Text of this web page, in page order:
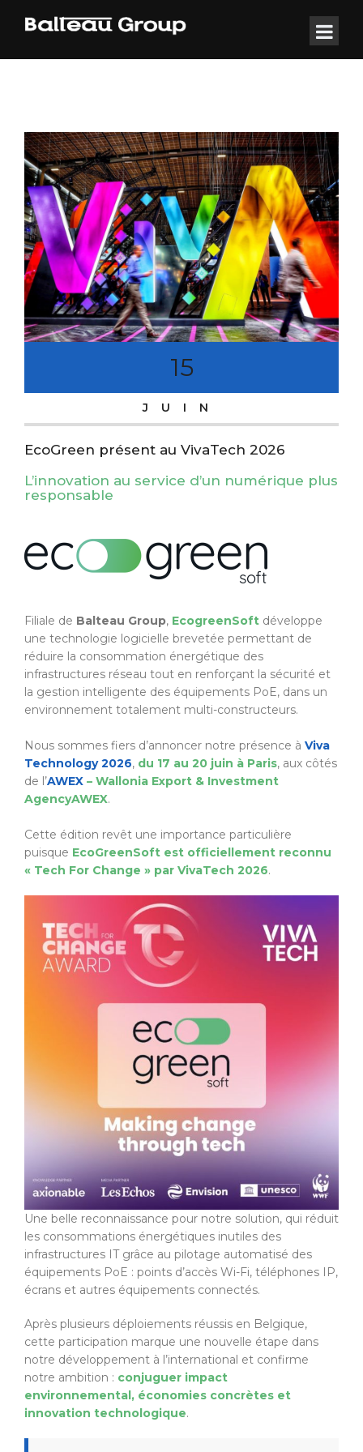
15
JUIN
EcoGreen présent au VivaTech 2026
L’innovation au service d’un numérique plus
responsable
Filiale de Balteau Group, EcogreenSoft développe
une technologie logicielle brevetée permettant de
réduire la consommation énergétique des
infrastructures réseau tout en renforçant la sécurité et
la gestion intelligente des équipements PoE, dans un
environnement totalement multi-constructeurs.
Nous sommes fiers d’annoncer notre présence à Viva
Technology 2026, du 17 au 20 juin à Paris, aux côtés
de l’AWEX – Wallonia Export & Investment
AgencyAWEX.
Cette édition revêt une importance particulière
puisque EcoGreenSoft est officiellement reconnu
« Tech For Change » par VivaTech 2026.
Une belle reconnaissance pour notre solution, qui réduit
les consommations énergétiques inutiles des
infrastructures IT grâce au pilotage automatisé des
équipements PoE : points d’accès Wi-Fi, téléphones IP,
écrans et autres équipements connectés.
Après plusieurs déploiements réussis en Belgique,
cette participation marque une nouvelle étape dans
notre développement à l’international et confirme
notre ambition : conjuguer impact
environnemental, économies concrètes et
innovation technologique.